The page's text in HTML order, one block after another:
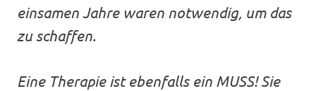
einsamen Jahre waren notwendig, um das
zu schaffen.
Eine Therapie ist ebenfalls ein MUSS! Sie